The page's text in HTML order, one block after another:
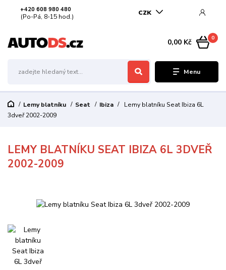
Menu
CZK
+420 608 980 480
(Po-Pá, 8-15 hod.)
0
0,00 Kč
Lemy blatníku Seat Ibiza
Lemy blatníku Seat Ibiza 6L
3dveř 2002-2009
LEMY BLATNÍKU SEAT IBIZA 6L 3DVEŘ
2002-2009